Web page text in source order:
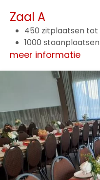
Zaal A
450 zitplaatsen tot
1000 staanplaatsen
meer informatie